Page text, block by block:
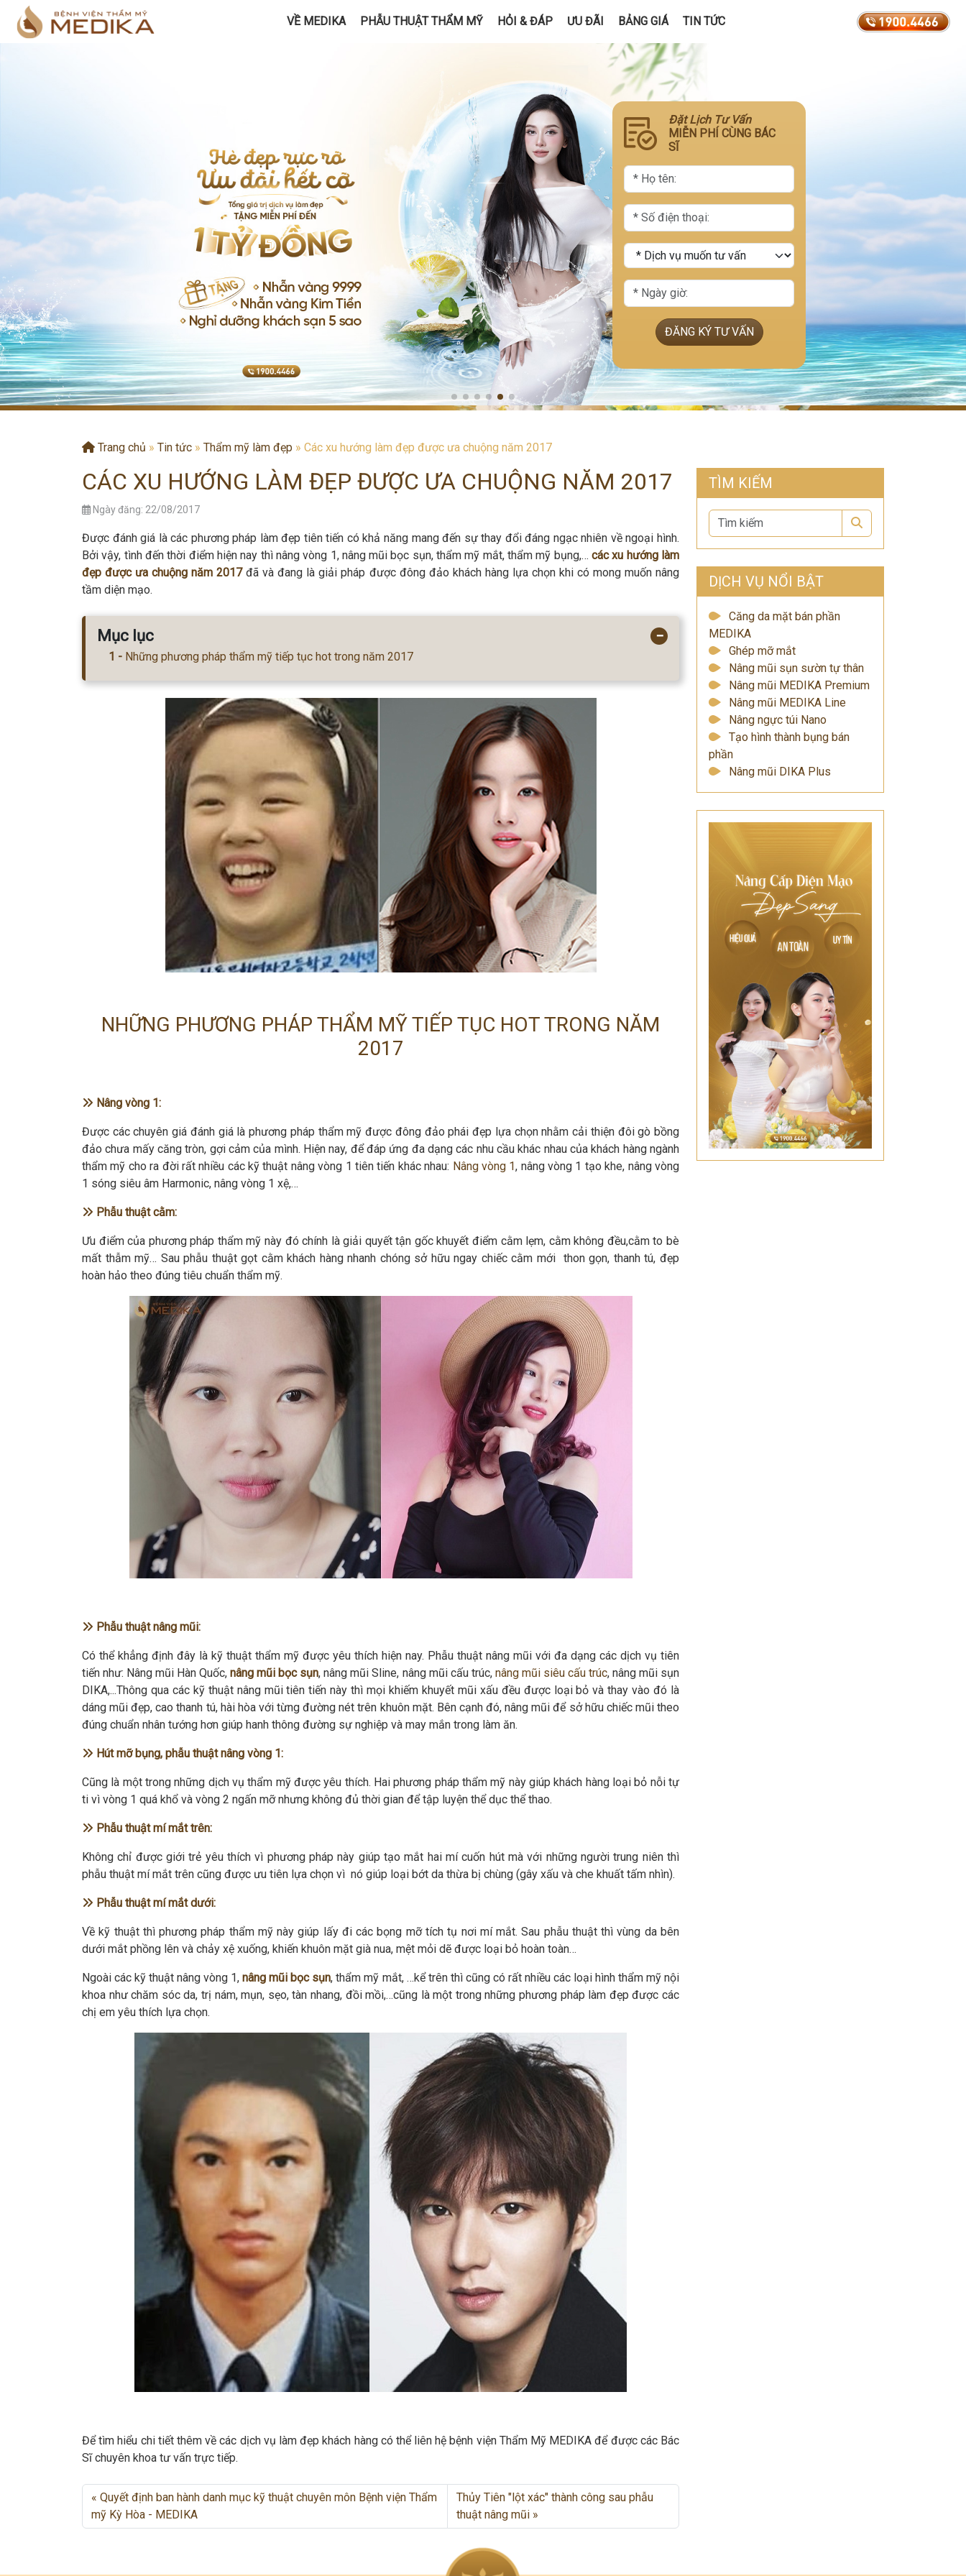
VỀ MEDIKA PHẪU THUẬT THẨM MỸ HỎI & ĐÁP ƯU ĐÃI BẢNG GIÁ TIN TỨC
Đặt Lịch Tư Vấn
MIỄN PHÍ CÙNG BÁC
SĨ
ĐĂNG KÝ TƯ VẤN
Trang chủ » Tin tức » Thẩm mỹ làm đẹp » Các xu hướng làm đẹp được ưa chuộng năm 2017
CÁC XU HƯỚNG LÀM ĐẸP ĐƯỢC ƯA CHUỘNG NĂM 2017
Ngày đăng: 22/08/2017
Được đánh giá là các phương pháp làm đẹp tiên tiến có khả năng mang đến sự thay đổi đáng ngạc nhiên về ngoại hình.
Bởi vậy, tình đến thời điểm hiện nay thì nâng vòng 1, nâng mũi bọc sụn, thẩm mỹ mắt, thẩm mỹ bụng,…các xu hướng làm
đẹp được ưa chuộng năm 2017đã và đang là giải pháp được đông đảo khách hàng lựa chọn khi có mong muốn nâng
tầm diện mạo.
Mục lục −
Những phương pháp thẩm mỹ tiếp tục hot trong năm 2017
NHỮNG PHƯƠNG PHÁP THẨM MỸ TIẾP TỤC HOT TRONG NĂM
2017
Nâng vòng 1:
Được các chuyên giá đánh giá là phương pháp thẩm mỹ được đông đảo phái đẹp lựa chọn nhằm cải thiện đôi gò bồng
đảo chưa mấy căng tròn, gợi cảm của mình. Hiện nay, để đáp ứng đa dạng các nhu cầu khác nhau của khách hàng ngành
thẩm mỹ cho ra đời rất nhiều các kỹ thuật nâng vòng 1 tiên tiến khác nhau: Nâng vòng 1, nâng vòng 1 tạo khe, nâng vòng
1 sóng siêu âm Harmonic, nâng vòng 1 xệ,…
Phẫu thuật cằm:
Ưu điểm của phương pháp thẩm mỹ này đó chính là giải quyết tận gốc khuyết điểm cằm lẹm, cằm không đều,cằm to bè
mất thẫm mỹ… Sau phẫu thuật gọt cằm khách hàng nhanh chóng sở hữu ngay chiếc cằm mới thon gọn, thanh tú, đẹp
hoàn hảo theo đúng tiêu chuẩn thẩm mỹ.
Phẫu thuật nâng mũi:
Có thể khẳng định đây là kỹ thuật thẩm mỹ được yêu thích hiện nay. Phẫu thuật nâng mũi với đa dạng các dịch vụ tiên
tiến như: Nâng mũi Hàn Quốc,nâng mũi bọc sụn, nâng mũi Sline, nâng mũi cấu trúc, nâng mũi siêu cấu trúc, nâng mũi sụn
DIKA,...Thông qua các kỹ thuật nâng mũi tiên tiến này thì mọi khiếm khuyết mũi xấu đều được loại bỏ và thay vào đó là
dáng mũi đẹp, cao thanh tú, hài hòa với từng đường nét trên khuôn mặt. Bên cạnh đó, nâng mũi để sở hữu chiếc mũi theo
đúng chuẩn nhân tướng hơn giúp hanh thông đường sự nghiệp và may mắn trong làm ăn.
Hút mỡ bụng, phẫu thuật nâng vòng 1:
Cũng là một trong những dịch vụ thẩm mỹ được yêu thích. Hai phương pháp thẩm mỹ này giúp khách hàng loại bỏ nỗi tự
ti vì vòng 1 quá khổ và vòng 2 ngấn mỡ nhưng không đủ thời gian để tập luyện thể dục thể thao.
Phẫu thuật mí mắt trên:
Không chỉ được giới trẻ yêu thích vì phương pháp này giúp tạo mắt hai mí cuốn hút mà với những người trung niên thì
phẫu thuật mí mắt trên cũng được ưu tiên lựa chọn vì nó giúp loại bớt da thừa bị chùng (gây xấu và che khuất tấm nhìn).
Phẫu thuật mí mắt dưới:
Về kỹ thuật thì phương pháp thẩm mỹ này giúp lấy đi các bọng mỡ tích tụ nơi mí mắt. Sau phẫu thuật thì vùng da bên
dưới mắt phồng lên và chảy xệ xuống, khiến khuôn mặt già nua, mệt mỏi dẽ được loại bỏ hoàn toàn…
Ngoài các kỹ thuật nâng vòng 1,nâng mũi bọc sụn, thẩm mỹ mắt, …kể trên thì cũng có rất nhiều các loại hình thẩm mỹ nội
khoa như chăm sóc da, trị nám, mụn, sẹo, tàn nhang, đồi mồi,…cũng là một trong những phương pháp làm đẹp được các
chị em yêu thích lựa chọn.
Để tìm hiểu chi tiết thêm về các dịch vụ làm đẹp khách hàng có thể liên hệ bệnh viện Thẩm Mỹ MEDIKA để được các Bác
Sĩ chuyên khoa tư vấn trực tiếp.
Quyết định ban hành danh mục kỹ thuật chuyên môn Bệnh viện Thẩm
mỹ Kỳ Hòa - MEDIKA
Thủy Tiên "lột xác" thành công sau phẫu
thuật nâng mũi
TÌM KIẾM
DỊCH VỤ NỔI BẬT
Căng da mặt bán phần
MEDIKA
Ghép mỡ mắt
Nâng mũi sụn sườn tự thân
Nâng mũi MEDIKA Premium
Nâng mũi MEDIKA Line
Nâng ngực túi Nano
Tạo hình thành bụng bán
phần
Nâng mũi DIKA Plus